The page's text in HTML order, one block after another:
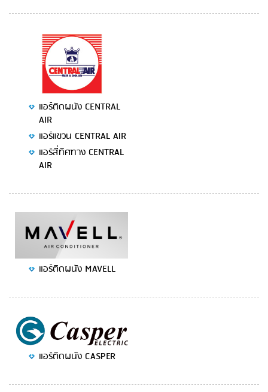
แอร์ติดผนัง CENTRAL
AIR
แอร์แขวน CENTRAL AIR
แอร์สี่ทิศทาง CENTRAL
AIR
แอร์ติดผนัง MAVELL
แอร์ติดผนัง CASPER